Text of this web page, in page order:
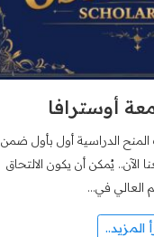
أوسترافا
المنح الدراسية أول بأول ضمن
الآن.. يُمكن أن يكون الالتحاق
العالي في…
المزيد..